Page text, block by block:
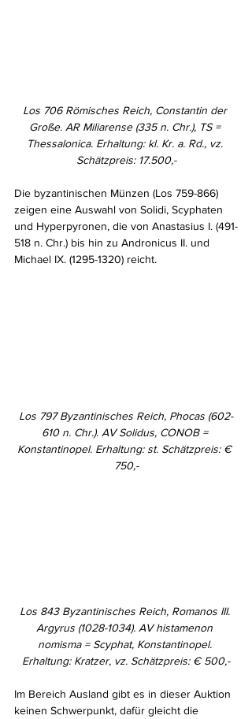
Los 706 Römisches Reich, Constantin der
Große. AR Miliarense (335 n. Chr.), TS =
Thessalonica. Erhaltung: kl. Kr. a. Rd., vz.
Schätzpreis: 17.500,-
Die byzantinischen Münzen (Los 759-866)
zeigen eine Auswahl von Solidi, Scyphaten
und Hyperpyronen, die von Anastasius I. (491-
518 n. Chr.) bis hin zu Andronicus II. und
Michael IX. (1295-1320) reicht.
Los 797 Byzantinisches Reich, Phocas (602-
610 n. Chr.). AV Solidus, CONOB =
Konstantinopel. Erhaltung: st. Schätzpreis: €
750,-
Los 843 Byzantinisches Reich, Romanos III.
Argyrus (1028-1034). AV histamenon
nomisma = Scyphat, Konstantinopel.
Erhaltung: Kratzer, vz. Schätzpreis: € 500,-
Im Bereich Ausland gibt es in dieser Auktion
keinen Schwerpunkt, dafür gleicht die